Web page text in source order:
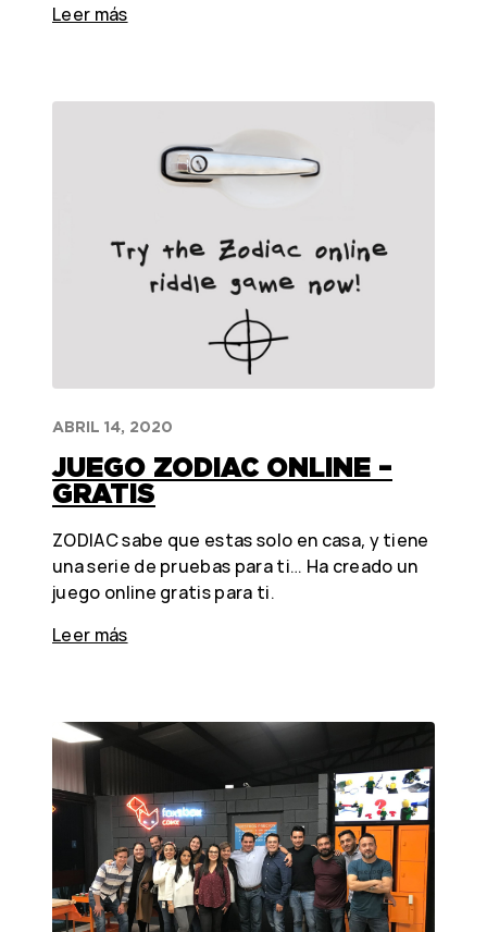
Leer más
ABRIL 14, 2020
JUEGO ZODIAC ONLINE –
GRATIS
ZODIAC sabe que estas solo en casa, y tiene
una serie de pruebas para ti… Ha creado un
juego online gratis para ti.
Leer más